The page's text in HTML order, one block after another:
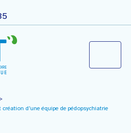
>
d’une équipe de pédopsychiatrie